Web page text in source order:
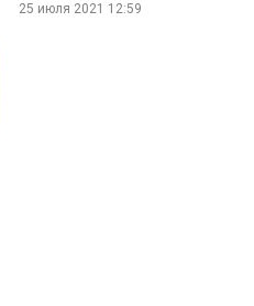
25 июля 2021 12:59